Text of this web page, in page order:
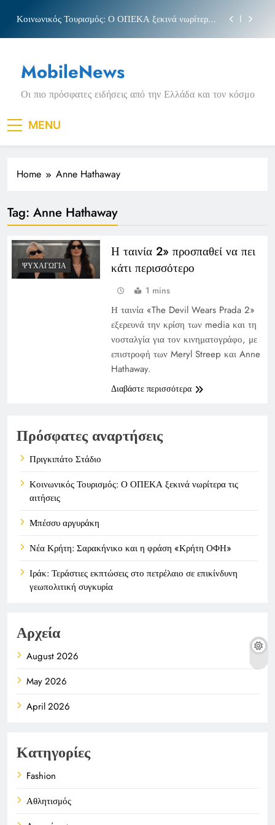
content
Κοινωνικός Τουρισμός: Ο ΟΠΕΚΑ ξεκινά νωρίτερα
Νέα Κρήτη: Σαρακήνικο και η φράση «Κρήτη
ΟΦΗ»
Πριγκιπάτο Στάδιο
Κοινωνικός Τουρισμός: Ο ΟΠΕΚΑ ξεκινά νωρίτερα
τις αιτήσεις
Μπέσσυ αργυράκη
Νέα Κρήτη: Σαρακήνικο και η φράση «Κρήτη
MobileNews
Οι πιο πρόσφατες ειδήσεις από την Ελλάδα και τον κόσμο
MENU
Home Anne Hathaway
Tag: Anne Hathaway
ΨΥΧΑΓΩΓΊΑ
Η ταινία 2» προσπαθεί να πει
κάτι περισσότερο
1 mins
Η ταινία «The Devil Wears Prada 2»
εξερευνά την κρίση των media και τη
νοσταλγία για τον κινηματογράφο, με
επιστροφή των Meryl Streep και Anne
Hathaway.
Διαβάστε περισσότερα
Πρόσφατες αναρτήσεις
Πριγκιπάτο Στάδιο
Κοινωνικός Τουρισμός: Ο ΟΠΕΚΑ ξεκινά νωρίτερα τις
αιτήσεις
Μπέσσυ αργυράκη
Νέα Κρήτη: Σαρακήνικο και η φράση «Κρήτη ΟΦΗ»
Ιράκ: Τεράστιες εκπτώσεις στο πετρέλαιο σε επικίνδυνη
γεωπολιτική συγκυρία
Αρχεία
August 2026
May 2026
April 2026
Κατηγορίες
Fashion
Αθλητισμός